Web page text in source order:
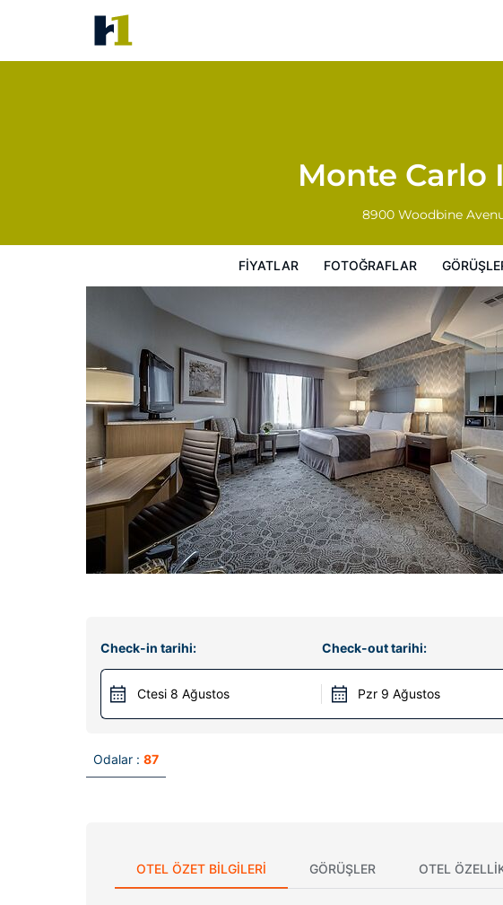
Monte Carlo
8900 Woodbine
FIYATLAR FOTOĞRAFLAR
Check-in tarihi:
Ctesi 8 Ağustos
Check-out tarihi:
Pzr 9 Ağustos
Odalar : 87
OTEL ÖZET BILGILERI GÖRÜŞLER OTEL